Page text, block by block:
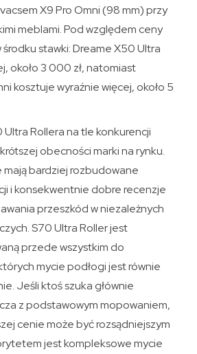
X9 Pro Omni (98 mm) przy
meblami. Pod względem ceny
środku stawki: Dreame X50 Ultra
około 3 000 zł, natomiast
kosztuje wyraźnie więcej, około 5
Ultra Rollera na tle konkurencji
obecności marki na rynku.
mają bardziej rozbudowane
i konsekwentnie dobre recenzje
przeszkód w niezależnych
S70 Ultra Roller jest
przede wszystkim do
mycie podłogi jest równie
Jeśli ktoś szuka głównie
z podstawowym mopowaniem,
cenie może być rozsądniejszym
jest kompleksowe mycie